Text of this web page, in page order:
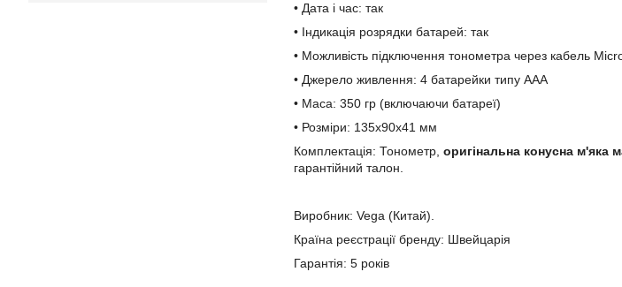
• Дата і час: так
• Індикація розрядки батарей: так
• Можливість підключення тонометра через кабель
• Джерело живлення: 4 батарейки типу ААА
• Маса: 350 гр (включаючи батареї)
• Розміри: 135х90х41 мм
Комплектація: Тонометр, оригінальна конусна м'яка
гарантійний талон.
Виробник: Vega (Китай).
Країна реєстрації бренду: Швейцарія
Гарантія: 5 років